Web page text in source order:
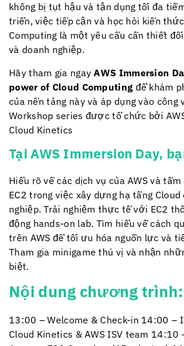
không bị tụt hậu và tận dụng tối đa
triển, việc tiếp cận và học hỏi kiến
Computing là một yêu cầu cần thiết
và doanh nghiệp.
Hãy tham gia ngayAWS Immersion
power of Cloud Computing để khám
của nền tảng này và áp dụng vào công
Workshop series được tổ chức bởi
Cloud Kinetics
Tại AWS Immersion Day,
Hiểu rõ về các dịch vụ của AWS và
EC2 trong việc xây dựng hạ tầng Cloud
nghiệp. Trải nghiệm thực tế với EC2
động hands-on lab. Tìm hiểu về cách
trên AWS để tối ưu hóa nguồn lực và
Tham gia minigame thú vị và nhận
biệt.
Nội dung chương trình:
13:00 – Welcome & Check-in 14:00 –
Cloud Kinetics & AWS ISV team 14:10